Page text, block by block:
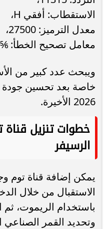
الاستقطاب: أفقي H،
معدل الترميز: 27500،
معامل تصحيح الخطأ:
ويبحث عدد كبير من
خاصة بعد تحسين جودة
2026 الأخيرة.
خطوات تنزيل
الرسيفر
يمكن إضافة قناة توم
الاستقبال من خلال
باستخدام الريموت، ثم
وتحديد القمر